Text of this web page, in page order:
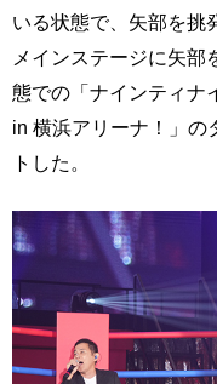
いる状態で、矢部を挑
メインステージに矢部
態での「ナインティナ
in 横浜アリーナ！」の
トした。